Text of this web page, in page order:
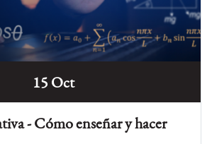
15 Oct
- Cómo enseñar y hacer